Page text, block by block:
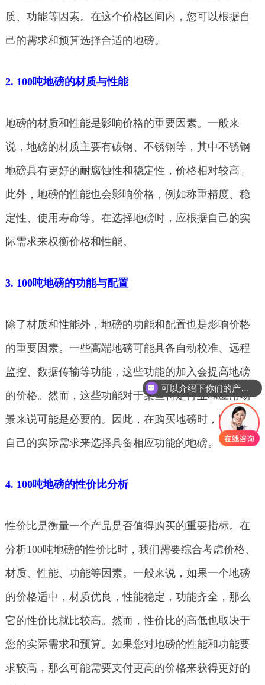
质、功能等因素。在这个价格区间内，您可以根据自
己的需求和预算选择合适的地磅。
2. 100吨地磅的材质与性能
地磅的材质和性能是影响价格的重要因素。一般来
说，地磅的材质主要有碳钢、不锈钢等，其中不锈钢
地磅具有更好的耐腐蚀性和稳定性，价格相对较高。
此外，地磅的性能也会影响价格，例如称重精度、稳
定性、使用寿命等。在选择地磅时，应根据自己的实
际需求来权衡价格和性能。
3. 100吨地磅的功能与配置
除了材质和性能外，地磅的功能和配置也是影响价格
的重要因素。一些高端地磅可能具备自动校准、远程
监控、数据传输等功能，这些功能的加入会提高地磅
的价格。然而，这些功能对于某些特定行业和应用场
景来说可能是必要的。因此，在购买地磅时，应根据
自己的实际需求来选择具备相应功能的地磅。
4. 100吨地磅的性价比分析
性价比是衡量一个产品是否值得购买的重要指标。在
分析100吨地磅的性价比时，我们需要综合考虑价格、
材质、性能、功能等因素。一般来说，如果一个地磅
的价格适中，材质优良，性能稳定，功能齐全，那么
它的性价比就比较高。然而，性价比的高低也取决于
您的实际需求和预算。如果您对地磅的性能和功能要
求较高，那么可能需要支付更高的价格来获得更好的
可以介绍下你们的产品么
你们是怎么收费的呢